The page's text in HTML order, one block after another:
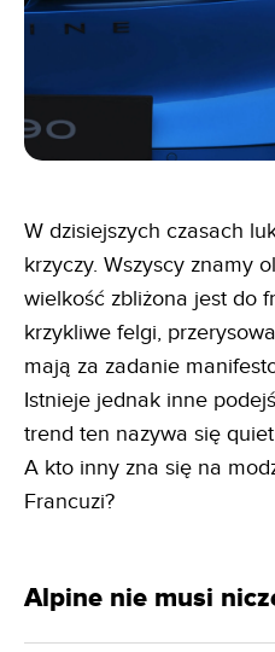
W dzisiejszych czasach
krzyczy. Wszyscy znamy
wielkość zbliżona jest do
krzykliwe felgi,
mają za zadanie
Istnieje jednak inne
trend ten nazywa się
A kto inny zna się na
Francuzi?
Alpine nie musi